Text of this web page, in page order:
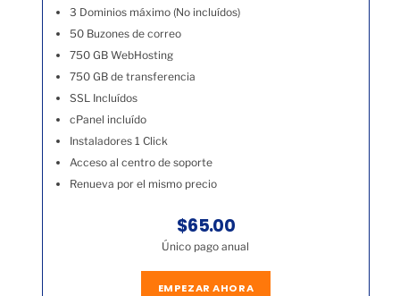
3 Dominios máximo (No incluídos)
50 Buzones de correo
750 GB WebHosting
750 GB de transferencia
SSL Incluídos
cPanel incluído
Instaladores 1 Click
Acceso al centro de soporte
Renueva por el mismo precio
$65.00
Único pago anual
EMPEZAR AHORA